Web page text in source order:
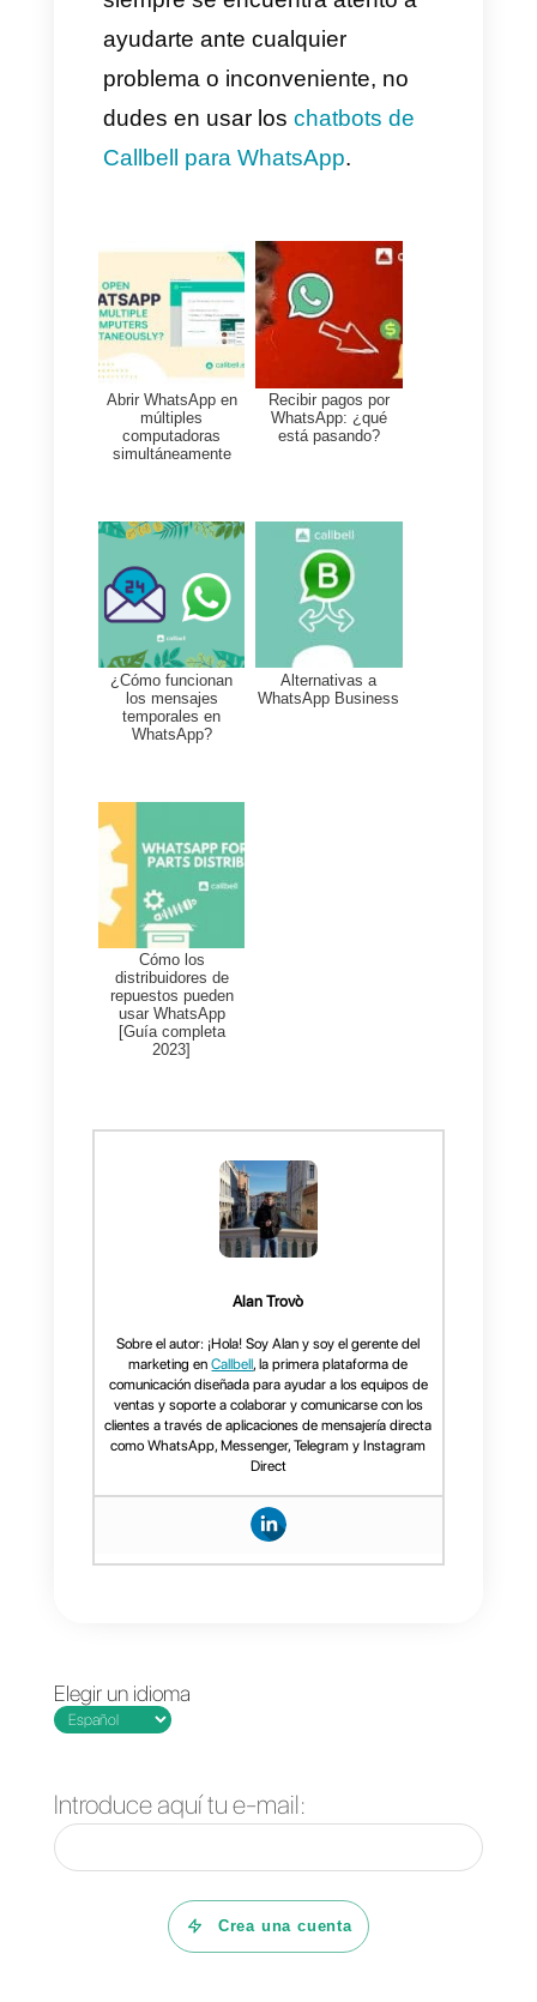
hacer marketing
posteriormente. Por esto las
empresas de servicios usan
bots en WhatsApp.
9) Agencias de turismo
El turismo es uno de los
mercados más cotizados en el
mundo, las agencias de turismo
suelen tener muchos leads
diariamente y las consulta en
WhatsApp son interminables,
por esto es recomendable usar
bots que puedan resolver todas
aquellas dudas de clientes que
misma cosa regularmente. Es
así como los chatbots en
WhatsApp han tenido más
popularidad en este tipo de
rubro.
administrativos
Al igual que los servicios
pasados, los despachos
administrativos y de abogados
también suelen tener diferentes
tipos de niveles de consultas y
sabemos que cada caso que
reciben es diferente, por lo
tanto, necesitan un bot que
de forma distinta.
En conclusión, usar chatbots
para atender a tus clientes en